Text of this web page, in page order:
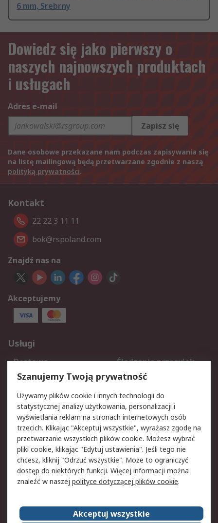
6 mm, Srebrny
Dowiedz się jako pierwszy o
naszych najnowszych produktach
i usługach
Adres e-mail
Zapisz się
Dane osobowe przekazane nam podczas zapisywania się
na listę mailingową będą przetwarzane zgodnie z naszą
polityką prywatności.
Kontakt
22 22 3 11 11
bok@rspoland.com
Znajdź nas na
Akceptujemy
Usługi
Dostawa
Śledzenie przesyłek
Reklamacje i zwroty
Rejestracja
Aspekty prawne
Bezpieczeństwo e-
maila
Polityka dotycząca
plików cookie
Polityka prywatności
Użytkowanie witryny
Zastrzeżenia prawne
Warunki Sprzedaży
Kontakt
Szanujemy Twoją prywatność
Używamy plików cookie i innych technologii do
statystycznej analizy użytkowania, personalizacji i
wyświetlania reklam na stronach internetowych osób
trzecich. Klikając "Akceptuj wszystkie", wyrażasz zgodę na
przetwarzanie wszystkich plików cookie. Możesz wybrać
pliki cookie, klikając "Edytuj ustawienia". Jeśli tego nie
chcesz, kliknij "Odrzuć wszystkie". Może to ograniczyć
dostęp do niektórych funkcji. Więcej informacji można
znaleźć w naszej polityce dotyczącej plików cookie.
Akceptuj wszystkie